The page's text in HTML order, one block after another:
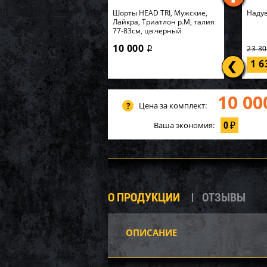
Шорты HEAD TRI, Мужские,
Лайкра, Триатлон р.M, талия
77-83см, цв.черный
10 000 i 23
1
Цена за комплект: 10
Ваша экономия: 0₽
О ПРОДУКЦИИ ОТЗЫВЫ
ОПИСАНИЕ